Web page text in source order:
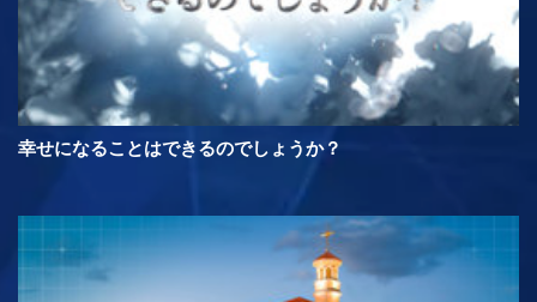
幸せになることはできるのでしょうか？